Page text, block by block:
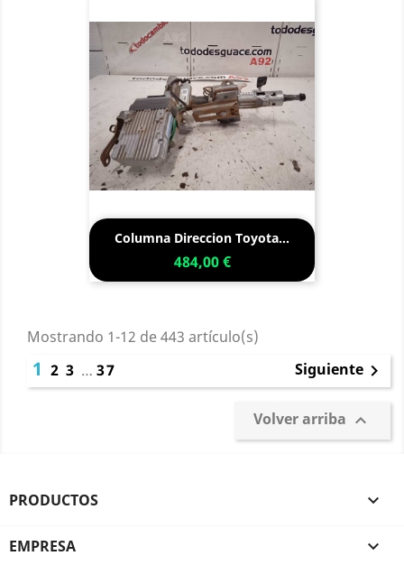
Columna Direccion Toyota...
484,00 €
Mostrando 1-12 de 443 artículo(s)
1 2 3 … 37 Siguiente 
Volver arriba 
PRODUCTOS 
EMPRESA 